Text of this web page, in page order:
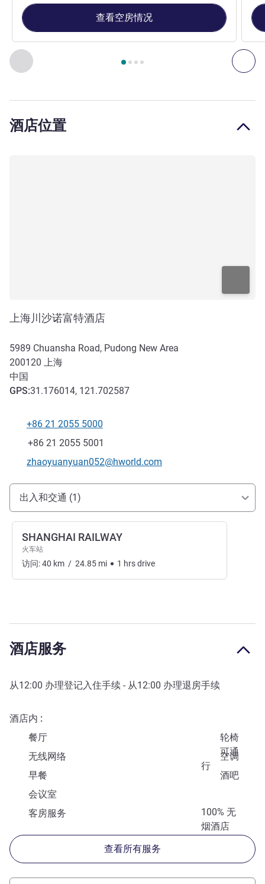
上一个 - 客房 下
第 页，共 , 客房 1 : 高级房，配备 1 张特大床 , 客房 2 :
查看空房情况
酒店位置
上海川沙诺富特酒店
5989 Chuansha Road, Pudong New Area
200120 上海
中国
GPS:31.176014, 121.702587
电话
+86 21 2055 5000
传真
+86 21 2055 5001
联系电子邮件
zhaoyuanyuan052@hworld.com
抵达和交通
出入和交通 (1)
SHANGHAI RAILWAY
火车站
访问:40 km / 24.85 mi 1 hrsdrive
酒店服务
从12:00 办理登记入住手续 - 从12:00 办理退房手续
酒店内
餐厅
轮椅
可通
行
无线网络
空调
早餐
酒吧
会议室
100% 无
烟酒店
客房服务
查看所有服务